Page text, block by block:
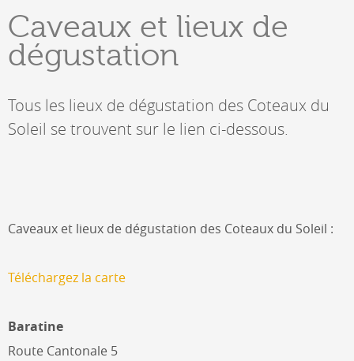
Caveaux et lieux de
dégustation
Tous les lieux de dégustation des Coteaux du
Soleil se trouvent sur le lien ci-dessous.
Caveaux et lieux de dégustation des Coteaux du Soleil :
Téléchargez la carte
Baratine
Route Cantonale 5